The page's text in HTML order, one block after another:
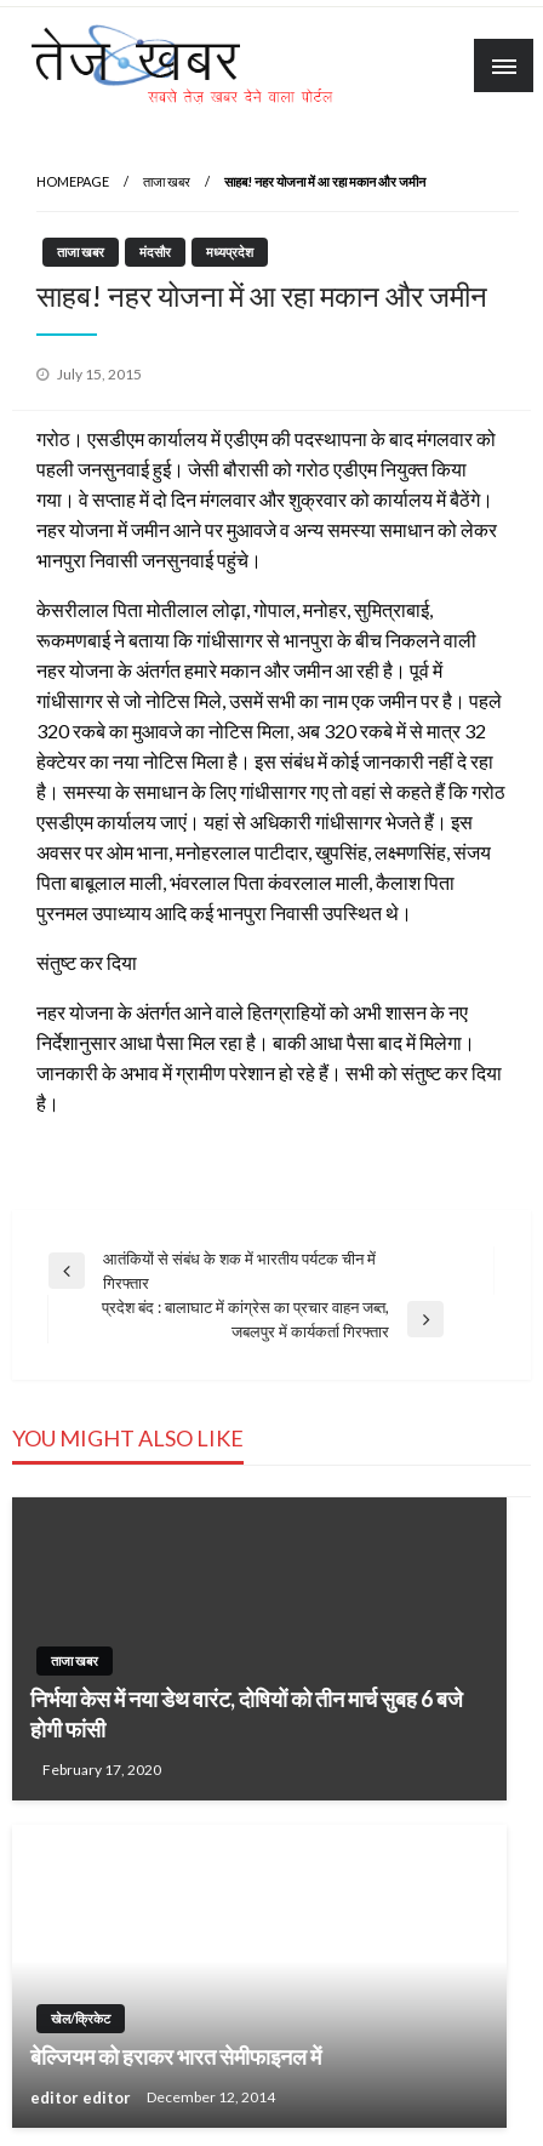
Skip
content
HOMEPAGE ताजा खबर साहब! नहर योजना में आ रहा मकान और जमीन
ताजा खबर मंदसौर मध्यप्रदेश
साहब! नहर योजना में आ रहा मकान और जमीन
Posted
July 15, 2015
गरोठ। एसडीएम कार्यालय में एडीएम की पदस्थापना के बाद मंगलवार को
पहली जनसुनवाई हुई। जेसी बौरासी को गरोठ एडीएम नियुक्त किया
गया। वे सप्ताह में दो दिन मंगलवार और शुक्रवार को कार्यालय में बैठेंगे।
नहर योजना में जमीन आने पर मुआवजे व अन्य समस्या समाधान को लेकर
भानपुरा निवासी जनसुनवाई पहुंचे।
केसरीलाल पिता मोतीलाल लोढ़ा, गोपाल, मनोहर, सुमित्राबाई,
रूकमणबाई ने बताया कि गांधीसागर से भानपुरा के बीच निकलने वाली
नहर योजना के अंतर्गत हमारे मकान और जमीन आ रही है। पूर्व में
गांधीसागर से जो नोटिस मिले, उसमें सभी का नाम एक जमीन पर है। पहले
320 रकबे का मुआवजे का नोटिस मिला, अब 320 रकबे में से मात्र 32
हेक्टेयर का नया नोटिस मिला है। इस संबंध में कोई जानकारी नहीं दे रहा
है। समस्या के समाधान के लिए गांधीसागर गए तो वहां से कहते हैं कि गरोठ
एसडीएम कार्यालय जाएं। यहां से अधिकारी गांधीसागर भेजते हैं। इस
अवसर पर ओम भाना, मनोहरलाल पाटीदार, खुपसिंह, लक्ष्मणसिंह, संजय
पिता बाबूलाल माली, भंवरलाल पिता कंवरलाल माली, कैलाश पिता
पुरनमल उपाध्याय आदि कई भानपुरा निवासी उपस्थित थे।
संतुष्ट कर दिया
नहर योजना के अंतर्गत आने वाले हितग्राहियों को अभी शासन के नए
निर्देशानुसार आधा पैसा मिल रहा है। बाकी आधा पैसा बाद में मिलेगा।
जानकारी के अभाव में ग्रामीण परेशान हो रहे हैं। सभी को संतुष्ट कर दिया
है।
Post
navigation
Previous
आतंकियों से संबंध के शक में भारतीय पर्यटक चीन में
गिरफ्तार
प्रदेश बंद : बालाघाट में कांग्रेस का प्रचार वाहन जब्‍त,
जबलपुर में कार्यकर्ता गिरफ्तार
YOU MIGHT ALSO LIKE
ताजा खबर
निर्भया केस में नया डेथ वारंट, दोषियों को तीन मार्च सुबह 6 बजे
होगी फांसी
February 17, 2020
खेल/क्रिकेट
बेल्जियम को हराकर भारत सेमीफाइनल में
editor editor December 12, 2014